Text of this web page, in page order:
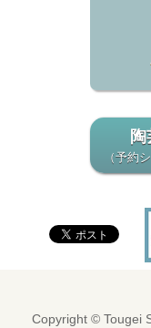
（予約
Copyright © Tougei